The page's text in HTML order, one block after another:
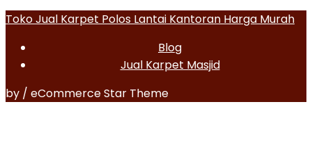
Toko Jual Karpet Polos Lantai Kantoran Harga Murah
Blog
Jual Karpet Masjid
by / eCommerce Star Theme